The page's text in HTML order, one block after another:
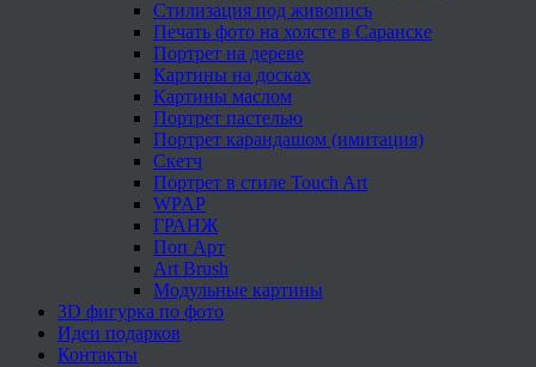
Стилизация под живопись
Печать фото на холсте в Саранске
Портрет на дереве
Картины на досках
Картины маслом
Портрет пастелью
Портрет карандашом (имитация)
Скетч
Портрет в стиле Touch Art
WPAP
ГРАНЖ
Поп Арт
Art Brush
Модульные картины
3D фигурка по фото
Идеи подарков
Контакты